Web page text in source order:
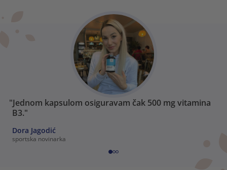
"Jednom kapsulom osiguravam čak 500 mg vitamina
B3."
Dora Jagodić
sportska novinarka